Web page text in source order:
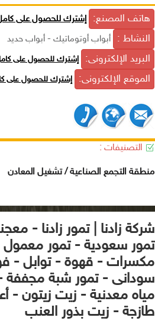
هاتف المصنع: إشترك للحصول على
النشاط : أبواب أوتوماتيك - أبواب حديد
البريد الإلكترونى: إشترك للحصول على
الموقع الإلكترونى: إشترك للحصول على
التصنيفات :
منطقة التجمع الصناعية / تشغيل المعادن
شركة زادنا | تمور زادنا -
تمور سعودية - تمور
مكسرات - قهوة - توابل -
سودانى - تمور شبة
مياه معدنية - زيت زيتون -
طازجة - زيت بذور العنب